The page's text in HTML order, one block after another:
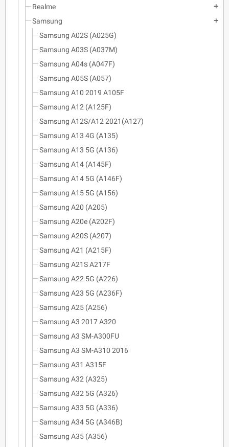
Realme add
Samsung add
Samsung A02S (A025G)
Samsung A03S (A037M)
Samsung A04s (A047F)
Samsung A05S (A057)
Samsung A10 2019 A105F
Samsung A12 (A125F)
Samsung A12S/A12 2021(A127)
Samsung A13 4G (A135)
Samsung A13 5G (A136)
Samsung A14 (A145F)
Samsung A14 5G (A146F)
Samsung A15 5G (A156)
Samsung A20 (A205)
Samsung A20e (A202F)
Samsung A20S (A207)
Samsung A21 (A215F)
Samsung A21S A217F
Samsung A22 5G (A226)
Samsung A23 5G (A236F)
Samsung A25 (A256)
Samsung A3 2017 A320
Samsung A3 SM-A300FU
Samsung A3 SM-A310 2016
Samsung A31 A315F
Samsung A32 (A325)
Samsung A32 5G (A326)
Samsung A33 5G (A336)
Samsung A34 5G (A346B)
Samsung A35 (A356)